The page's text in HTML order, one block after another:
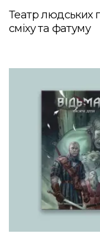
Театр людських
сміху та фатуму